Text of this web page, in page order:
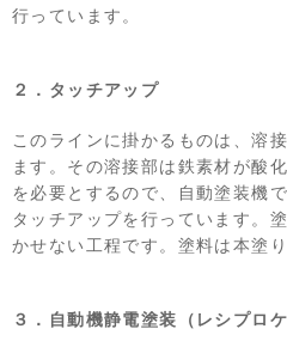
行っています。
２．タッチアップ
このラインに掛かるものは、溶
ます。その溶接部は鉄素材が酸
を必要とするので、自動塗装機
タッチアップを行っています。
かせない工程です。塗料は本塗
３．自動機静電塗装（レシプロケ